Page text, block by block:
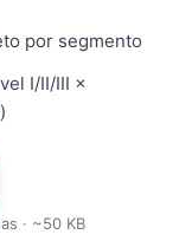
por segmento
I/II/III ×
· ~50 KB